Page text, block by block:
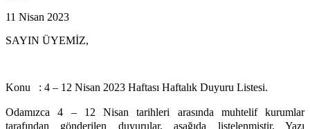
11 Nisan 2023
SAYIN ÜYEMİZ,
Konu : 4 – 12 Nisan 2023 Haftası Haftalık Duyuru Listesi.
Odamızca 4 – 12 Nisan tarihleri arasında muhtelif kurumlar
tarafından gönderilen duyurular, aşağıda listelenmiştir. Yazı